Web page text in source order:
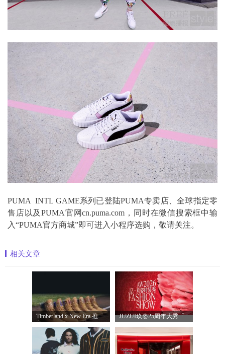
PUMA INTL GAME系列已登陆PUMA专卖店、全球指定零
售店以及PUMA官网cn.puma.com，同时在微信搜索框中输
入“PUMA官方商城”即可进入小程序选购，敬请关注。
相关文章
Timberland x New Era 推出全新联名系列，以经 JUZUI玖姿25周年大秀「循光新生」 光起二